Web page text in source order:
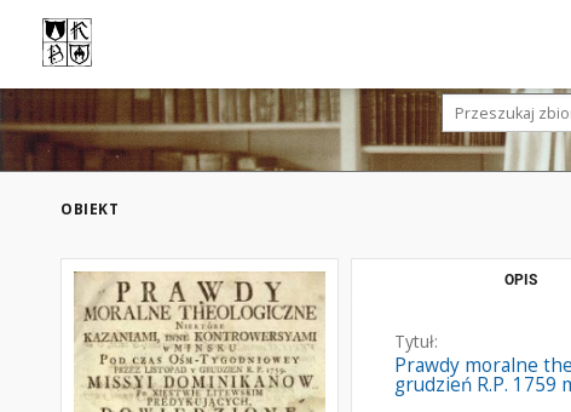
OBIEKT
OPIS
Tytuł:
Prawdy moralne
grudzień R.P. 1759